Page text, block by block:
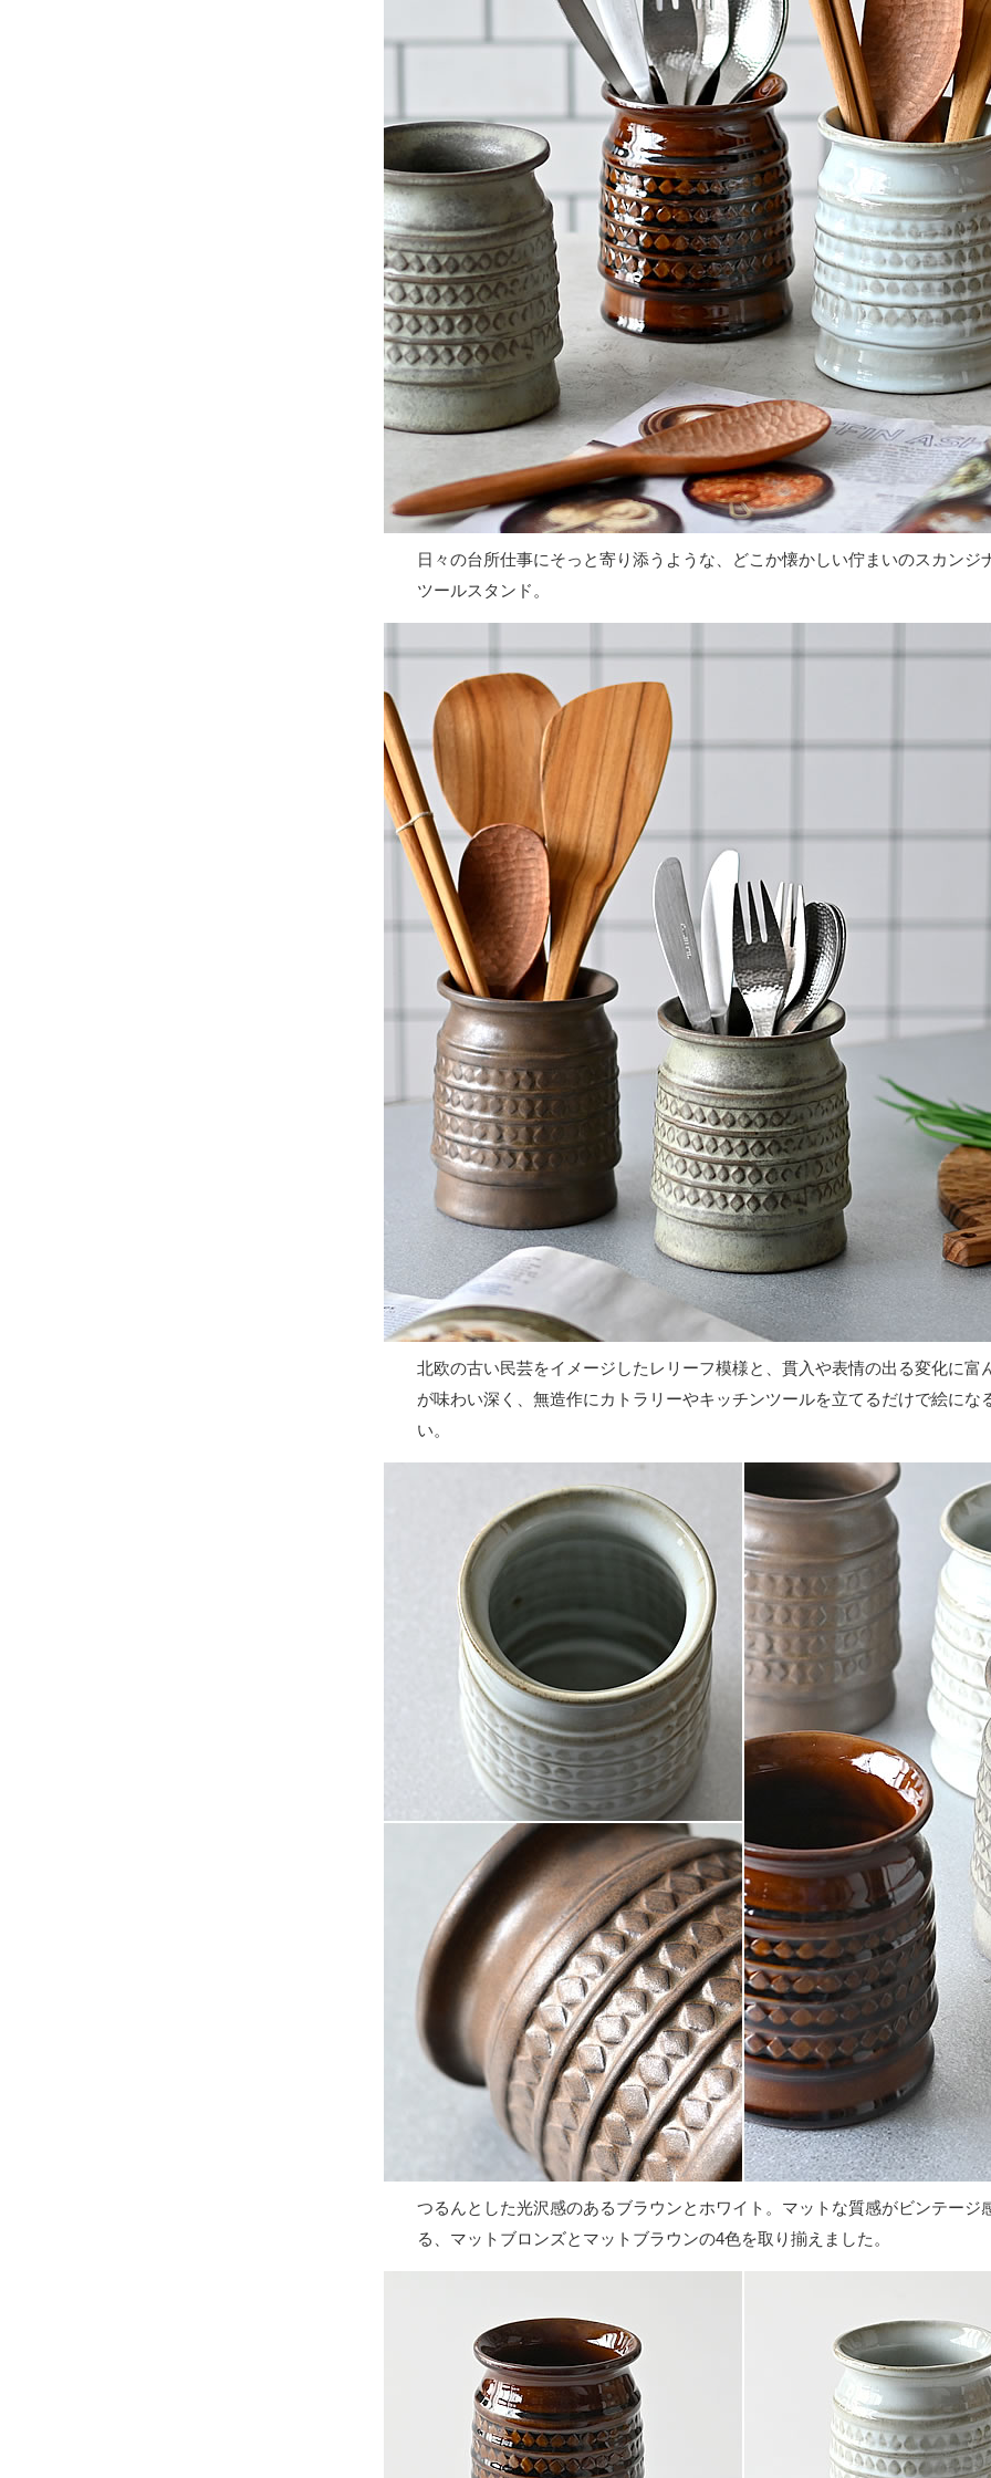
日々の台所仕事にそっと寄り添うような、どこか懐かしい佇まいのスカンジ
ツールスタンド。
北欧の古い民芸をイメージしたレリーフ模様と、貫入や表情の出る変化に富
が味わい深く、無造作にカトラリーやキッチンツールを立てるだけで絵にな
い。
つるんとした光沢感のあるブラウンとホワイト。マットな質感がビンテージ
る、マットブロンズとマットブラウンの4色を取り揃えました。